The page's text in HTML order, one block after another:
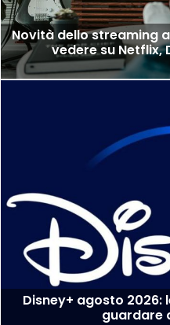
Novità dello streaming
vedere su Netflix,
Disney+ agosto 2026:
guardare